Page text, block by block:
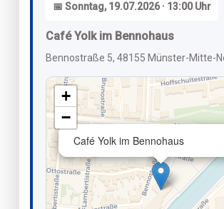
📅 Sonntag, 19.07.2026 · 13:00 Uhr
Café Yolk im Bennohaus
Bennostraße 5, 48155 Münster-Mitte-
Café Yolk im Bennohaus
+
−